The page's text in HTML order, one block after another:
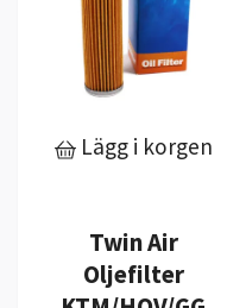
Lägg i korgen
Twin Air
Oljefilter